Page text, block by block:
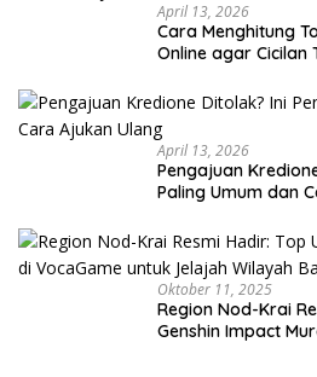
April 13, 2026
Cara Menghitung
Online agar Cicilan
April 13, 2026
Pengajuan
Paling Umum dan
Oktober 11, 2025
Region Nod-Krai
Genshin Impact